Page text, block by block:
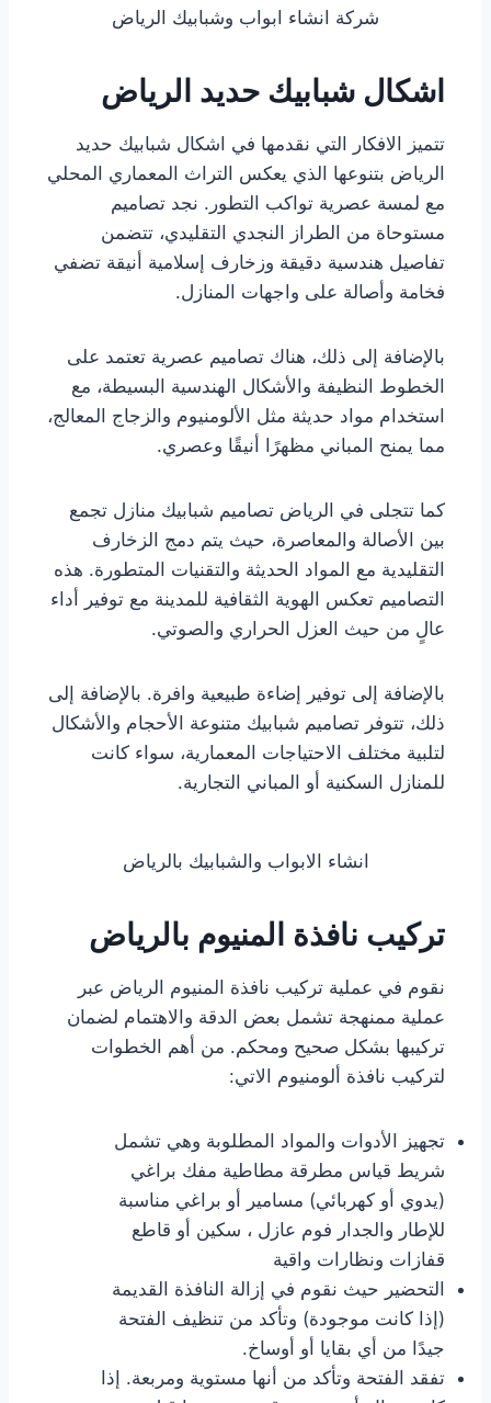
شركة انشاء ابواب وشبابيك الرياض
اشكال شبابيك حديد الرياض
تتميز الافكار التي نقدمها في اشكال شبابيك حديد
الرياض بتنوعها الذي يعكس التراث المعماري المحلي
مع لمسة عصرية تواكب التطور. نجد تصاميم
مستوحاة من الطراز النجدي التقليدي، تتضمن
تفاصيل هندسية دقيقة وزخارف إسلامية أنيقة تضفي
فخامة وأصالة على واجهات المنازل.
بالإضافة إلى ذلك، هناك تصاميم عصرية تعتمد على
الخطوط النظيفة والأشكال الهندسية البسيطة، مع
استخدام مواد حديثة مثل الألومنيوم والزجاج المعالج،
مما يمنح المباني مظهرًا أنيقًا وعصري.
كما تتجلى في الرياض تصاميم شبابيك منازل تجمع
بين الأصالة والمعاصرة، حيث يتم دمج الزخارف
التقليدية مع المواد الحديثة والتقنيات المتطورة. هذه
التصاميم تعكس الهوية الثقافية للمدينة مع توفير أداء
عالٍ من حيث العزل الحراري والصوتي.
بالإضافة إلى توفير إضاءة طبيعية وافرة. بالإضافة إلى
ذلك، تتوفر تصاميم شبابيك متنوعة الأحجام والأشكال
لتلبية مختلف الاحتياجات المعمارية، سواء كانت
للمنازل السكنية أو المباني التجارية.
انشاء الابواب والشبابيك بالرياض
تركيب نافذة المنيوم بالرياض
نقوم في عملية تركيب نافذة المنيوم الرياض عبر
عملية ممنهجة تشمل بعض الدقة والاهتمام لضمان
تركيبها بشكل صحيح ومحكم. من أهم الخطوات
لتركيب نافذة ألومنيوم الاتي:
تجهيز الأدوات والمواد المطلوبة وهي تشمل
شريط قياس مطرقة مطاطية مفك براغي
(يدوي أو كهربائي) مسامير أو براغي مناسبة
للإطار والجدار فوم عازل ، سكين أو قاطع
قفازات ونظارات واقية
التحضير حيث نقوم في إزالة النافذة القديمة
(إذا كانت موجودة) وتأكد من تنظيف الفتحة
جيدًا من أي بقايا أو أوساخ.
تفقد الفتحة وتأكد من أنها مستوية ومربعة. إذا